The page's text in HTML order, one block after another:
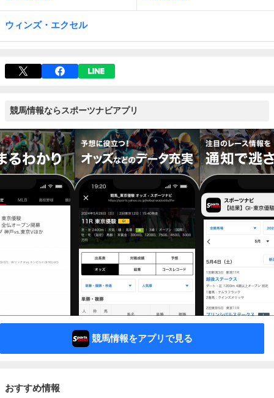
ウィンズ・エクセル
競馬情報ならスポーツナビアプリ
競馬情報をアプリで見る
おすすめ情報